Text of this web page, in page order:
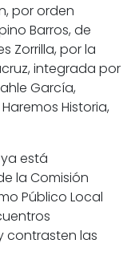
por orden
Barros, de
Zorrilla, por la
integrada por
García,
Historia,
está
la Comisión
Público Local
contrasten las